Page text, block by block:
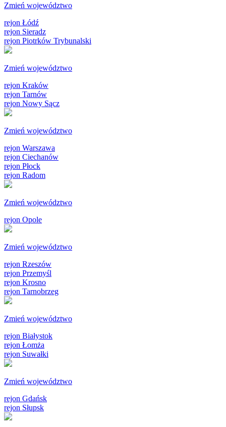
Zmień województwo
rejon Łódź
rejon Sieradz
rejon Piotrków Trybunalski
Zmień województwo
rejon Kraków
rejon Tarnów
rejon Nowy Sącz
Zmień województwo
rejon Warszawa
rejon Ciechanów
rejon Płock
rejon Radom
Zmień województwo
rejon Opole
Zmień województwo
rejon Rzeszów
rejon Przemyśl
rejon Krosno
rejon Tarnobrzeg
Zmień województwo
rejon Białystok
rejon Łomża
rejon Suwałki
Zmień województwo
rejon Gdańsk
rejon Słupsk